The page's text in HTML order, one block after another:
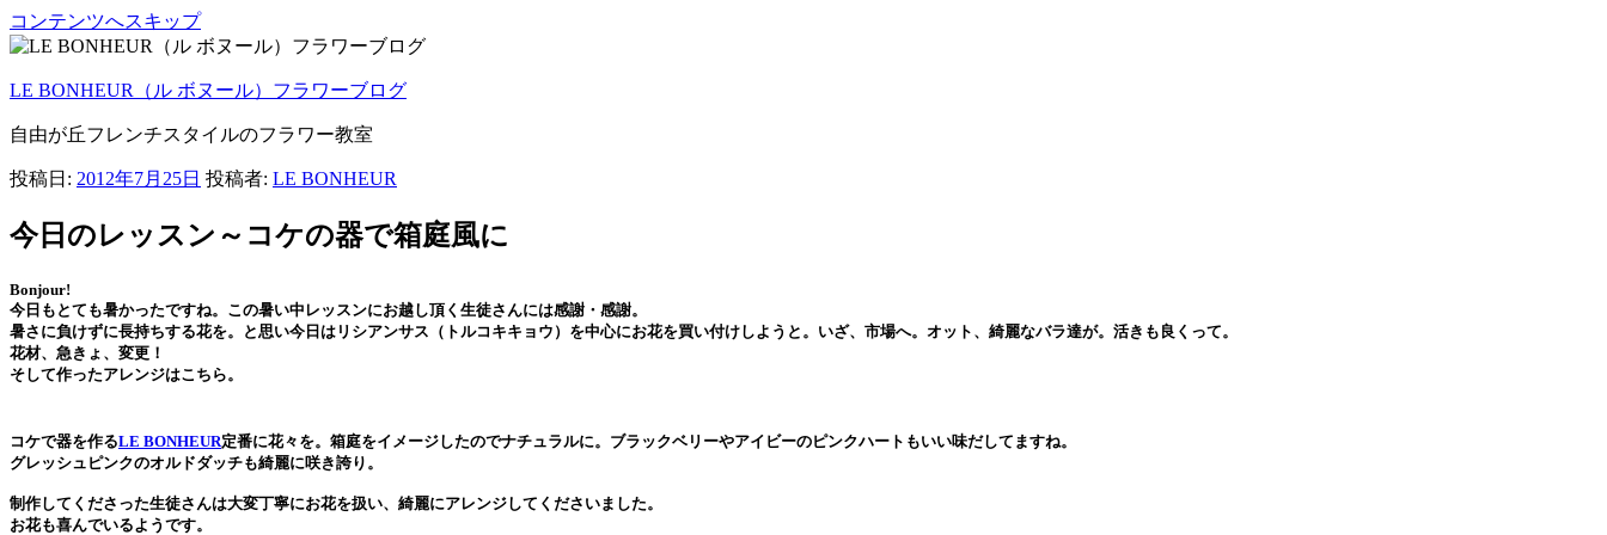
コンテンツへスキップ
LE BONHEUR（ル ボヌール）フラワーブログ
自由が丘フレンチスタイルのフラワー教室
投稿日: 2012年7月25日 投稿者: LE BONHEUR
今日のレッスン～コケの器で箱庭風に
Bonjour!
今日もとても暑かったですね。この暑い中レッスンにお越し頂く生徒さんには感謝・感謝。
暑さに負けずに長持ちする花を。と思い今日はリシアンサス（トルコキキョウ）を中心にお花を買い付けしようと。いざ、市場へ。オット、綺麗なバラ達が。活きも良くって。
花材、急きょ、変更！
そして作ったアレンジはこちら。
コケで器を作るLE BONHEUR定番に花々を。箱庭をイメージしたのでナチュラルに。ブラックベリーやアイビーのピンクハートもいい味だしてますね。
グレッシュピンクのオルドダッチも綺麗に咲き誇り。
制作してくださった生徒さんは大変丁寧にお花を扱い、綺麗にアレンジしてくださいました。
お花も喜んでいるようです。